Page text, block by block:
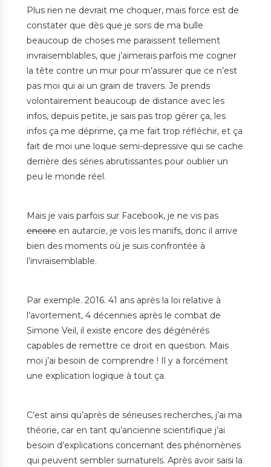
Plus rien ne devrait me choquer, mais force est de
constater que dès que je sors de ma bulle
beaucoup de choses me paraissent tellement
invraisemblables, que j’aimerais parfois me cogner
la tête contre un mur pour m’assurer que ce n’est
pas moi qui ai un grain de travers. Je prends
volontairement beaucoup de distance avec les
infos, depuis petite, je sais pas trop gérer ça, les
infos ça me déprime, ça me fait trop réfléchir, et ça
fait de moi une loque semi-depressive qui se cache
derrière des séries abrutissantes pour oublier un
peu le monde réel.
Mais je vais parfois sur Facebook, je ne vis pas
encore en autarcie, je vois les manifs, donc il arrive
bien des moments où je suis confrontée à
l’invraisemblable.
Par exemple. 2016. 41 ans après la loi relative à
l’avortement, 4 décennies après le combat de
Simone Veil, il existe encore des dégénérés
capables de remettre ce droit en question. Mais
moi j’ai besoin de comprendre ! Il y a forcément
une explication logique à tout ça.
C’est ainsi qu’après de sérieuses recherches, j’ai ma
théorie, car en tant qu’ancienne scientifique j’ai
besoin d’explications concernant des phénomènes
qui peuvent sembler surnaturels. Après avoir saisi la